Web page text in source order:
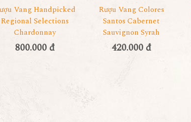
Vang Handpicked
Regional Selections
Chardonnay
800.000 đ
Rượu Vang Colores
Santos Cabernet
Sauvignon Syrah
420.000 đ